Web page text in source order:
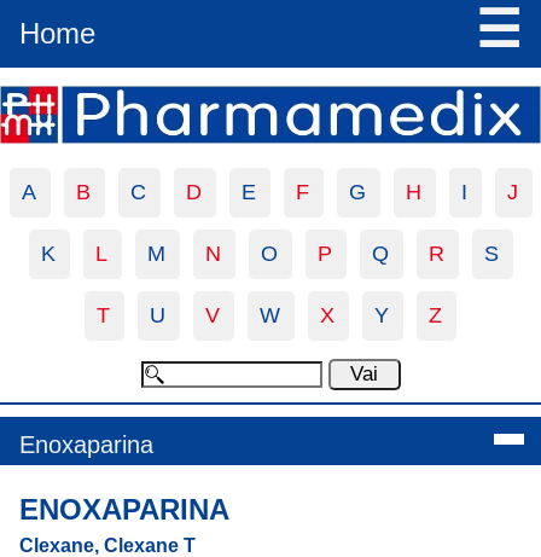
Home ☰
A B C D E F G H I J
K L M N O P Q R S
T U V W X Y Z
Enoxaparina
ENOXAPARINA
Clexane, Clexane T